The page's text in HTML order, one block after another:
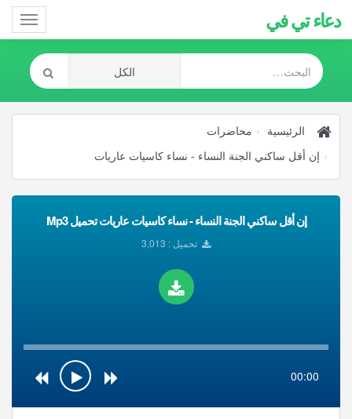
دعاء تي في
الرئيسية
محاضرات
إن أقل ساكني الجنة النساء - نساء كاسيات عاريات
إن أقل ساكني الجنة النساء - نساء كاسيات عاريات تحميل Mp3
تحميل : 3,013
00:00